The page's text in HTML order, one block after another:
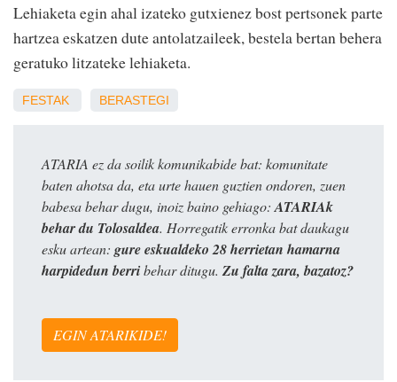
Lehiaketa egin ahal izateko gutxienez bost pertsonek parte
hartzea eskatzen dute antolatzaileek, bestela bertan behera
geratuko litzateke lehiaketa.
FESTAK BERASTEGI
ATARIA ez da soilik komunikabide bat: komunitate
baten ahotsa da, eta urte hauen guztien ondoren, zuen
babesa behar dugu, inoiz baino gehiago:ATARIAk
behar du Tolosaldea. Horregatik erronka bat daukagu
esku artean: gure eskualdeko 28 herrietan hamarna
harpidedun berribehar ditugu. Zu falta zara, bazatoz?
EGIN ATARIKIDE!